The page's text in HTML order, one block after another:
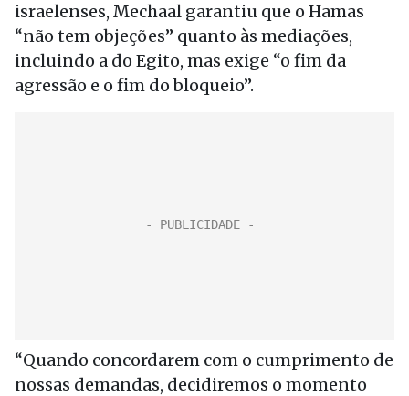
israelenses, Mechaal garantiu que o Hamas
“não tem objeções” quanto às mediações,
incluindo a do Egito, mas exige “o fim da
agressão e o fim do bloqueio”.
“Quando concordarem com o cumprimento de
nossas demandas, decidiremos o momento